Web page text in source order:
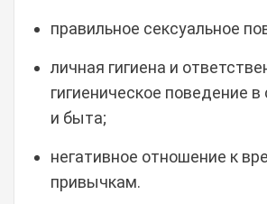
правильное сексуальное
личная гигиена и
гигиеническое поведение
и быта;
негативное отношение к
привычкам.